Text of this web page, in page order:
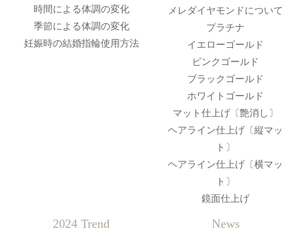
時間による体調の変化
季節による体調の変化
妊娠時の結婚指輪使用方法
メレダイヤモンドについて
プラチナ
イエローゴールド
ピンクゴールド
ブラックゴールド
ホワイトゴールド
マット仕上げ〔艶消し〕
ヘアライン仕上げ〔縦マッ
ト〕
ヘアライン仕上げ〔横マッ
ト〕
鏡面仕上げ
2024 Trend News